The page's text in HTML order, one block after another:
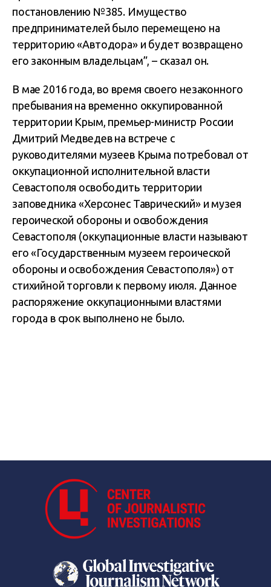
постановлению №385. Имущество
предпринимателей было перемещено на
территорию «Автодора» и будет возвращено
его законным владельцам”, – сказал он.
В мае 2016 года, во время своего незаконного
пребывания на временно оккупированной
территории Крым, премьер-министр России
Дмитрий Медведев на встрече с
руководителями музеев Крыма потребовал от
оккупационной исполнительной власти
Севастополя освободить территории
заповедника «Херсонес Таврический» и музея
героической обороны и освобождения
Севастополя (оккупационные власти называют
его «Государственным музеем героической
обороны и освобождения Севастополя») от
стихийной торговли к первому июля. Данное
распоряжение оккупационными властями
города в срок выполнено не было.